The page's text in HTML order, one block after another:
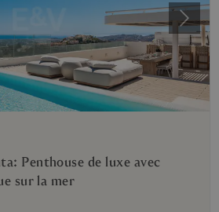
Penthouse de luxe avec
sur la mer